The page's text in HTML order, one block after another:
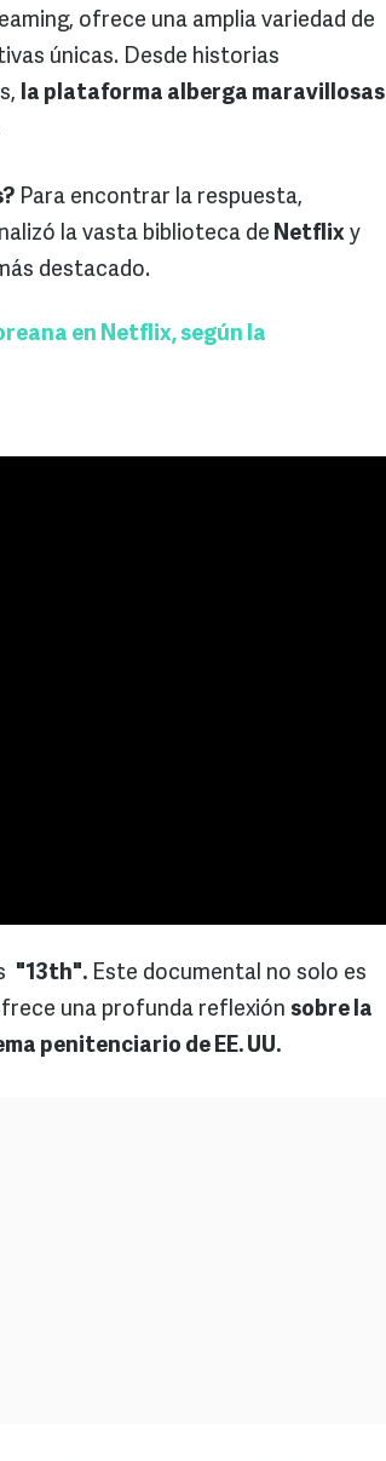
ofrece una amplia variedad de
únicas. Desde historias
la plataforma alberga maravillosas
Para encontrar la respuesta,
la vasta biblioteca de Netflix y
destacado.
en Netflix, según la
"13th". Este documental no solo es
una profunda reflexión sobre la
penitenciario de EE. UU.